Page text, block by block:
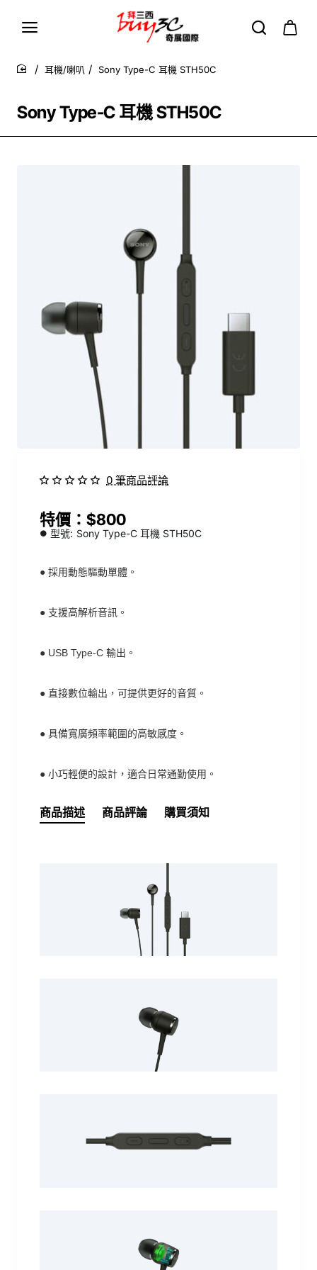
Sony Type-C 耳機 STH50C
home
耳機/喇叭 Sony Type-C 耳機 STH50C
0 筆商品評論
$800
型號: Sony Type-C 耳機 STH50C
● 採用動態驅動單體。
● 支援高解析音訊。
● USB Type-C 輸出。
● 直接數位輸出，可提供更好的音質。
● 具備寬廣頻率範圍的高敏感度。
● 小巧輕便的設計，適合日常通勤使用。
商品描述 商品評論 購買須知